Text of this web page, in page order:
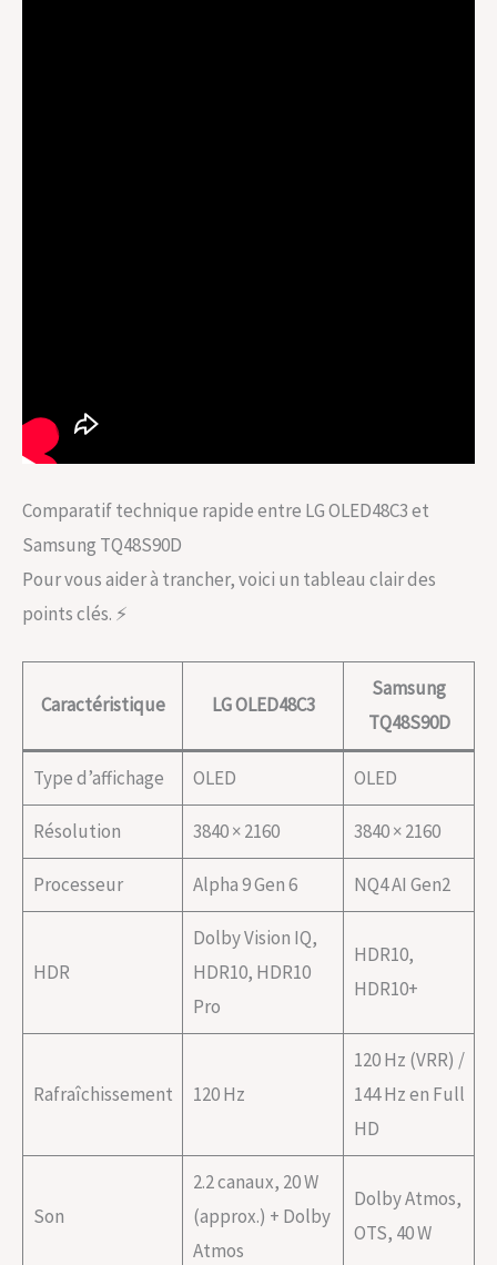
Comparatif technique rapide entre LG OLED48C3 et
Samsung TQ48S90D
Pour vous aider à trancher, voici un tableau clair des
points clés. ⚡️
Caractéristique LG OLED48C3
Samsung
TQ48S90D
Type d’affichage OLED OLED
Résolution 3840 × 2160 3840 × 2160
Processeur Alpha 9 Gen 6 NQ4 AI Gen2
HDR
Dolby Vision IQ,
HDR10, HDR10
Pro
HDR10,
HDR10+
Rafraîchissement 120 Hz
120 Hz (VRR) /
144 Hz en Full
HD
Son
2.2 canaux, 20 W
(approx.) + Dolby
Atmos
Dolby Atmos,
OTS, 40 W